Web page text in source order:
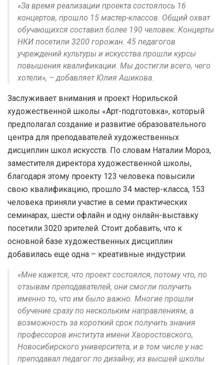
«За время реализации проекта состоялось 16
концертов, прошло 15 мастер-классов. Общий охват
обучающихся составил более 190 человек. Концерты
НКИ посетили 3200 горожан. 45 педагогов
учреждений культуры и искусства прошли курсы
повышения квалификации. Мы достигли всего, чего
хотели», – добавляет Юлия Ашикова.
Заслуживает внимания и проект Норильской
художественной школы «Арт-подготовка», который
предполагал создание и развитие образовательного
центра для преподавателей художественных
дисциплин школ искусств. По словам Наталии Мороз,
заместителя директора художественной школы,
благодаря этому проекту 123 человека повысили
свою квалификацию, прошло 34 мастер-класса, 153
человека приняли участие в семи практических
семинарах, шести офлайн и одну онлайн-выставку
посетили 3020 зрителей. Стоит добавить, что к
основной базе художественных дисциплин
добавилась еще одна – креативные индустрии.
«Мне кажется, что проект состоялся, потому что, по
отзывам преподавателей, они смогли получить
именно то, что им было важно. Многие прошли
обучение сразу по нескольким направлениям, а
возможность за короткий срок получить знания
профессоров института имени Хворостовского,
Новосибирского университета, и в том числе у нас
преподавал педагог по дизайну, из высшей школы